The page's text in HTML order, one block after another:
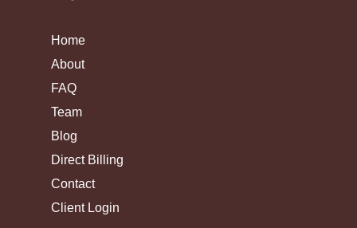
Home
About
FAQ
Team
Blog
Direct Billing
Contact
Client Login